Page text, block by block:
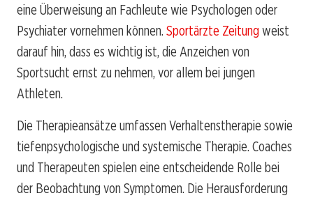
eine Überweisung an Fachleute wie Psychologen oder
Psychiater vornehmen können. Sportärzte Zeitung weist
darauf hin, dass es wichtig ist, die Anzeichen von
Sportsucht ernst zu nehmen, vor allem bei jungen
Athleten.
Die Therapieansätze umfassen Verhaltenstherapie sowie
tiefenpsychologische und systemische Therapie. Coaches
und Therapeuten spielen eine entscheidende Rolle bei
der Beobachtung von Symptomen. Die Herausforderung